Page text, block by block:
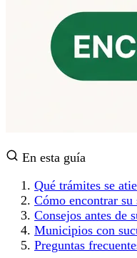
En esta guía
Qué trámites se
Cómo encontrar su
Consejos antes de
Municipios con
Preguntas